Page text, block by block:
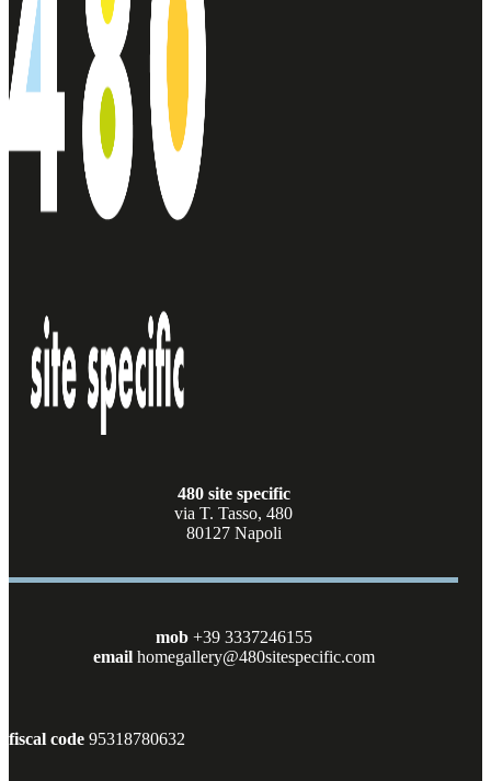
480 site specific
via T. Tasso, 480
80127 Napoli
mob+39 3337246155
emailhomegallery@480sitespecific.com
fiscal code 95318780632